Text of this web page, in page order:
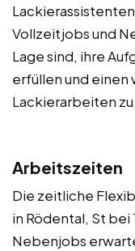
Vollzeitjobs und
Lage sind, ihre
erfüllen und einen
Lackierarbeiten
Arbeitszeiten
Die zeitliche
in Rödental, St
Nebenjobs